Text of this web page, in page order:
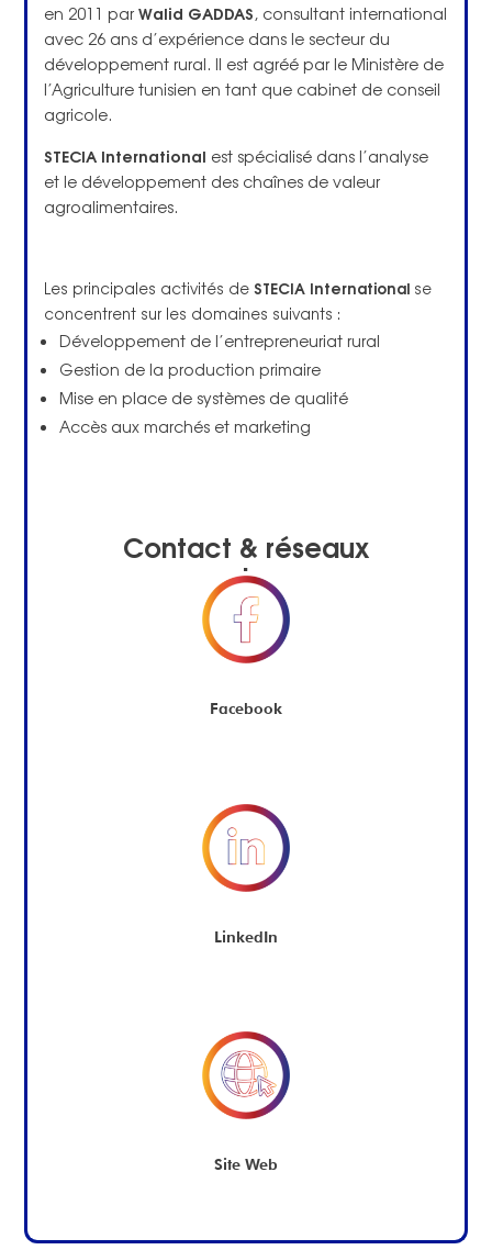
en 2011 parWalid GADDAS, consultant international
avec 26 ans d’expérience dans le secteur du
développement rural. Il est agréé par le Ministère de
l’Agriculture tunisien en tant que cabinet de conseil
agricole.
STECIA International est spécialisé dans l’analyse
et le développement des chaînes de valeur
agroalimentaires.
Les principales activités deSTECIA International se
concentrent sur les domaines suivants :
Développement de l’entrepreneuriat rural
Gestion de la production primaire
Mise en place de systèmes de qualité
Accès aux marchés et marketing
Contact & réseaux
sociaux
Facebook
LinkedIn
Site Web